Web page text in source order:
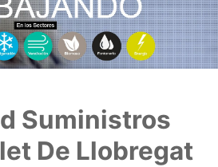
Suministros
De Llobregat